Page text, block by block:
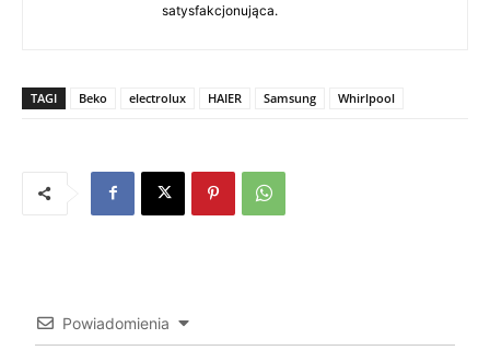
satysfakcjonująca.
TAGI Beko electrolux HAIER Samsung Whirlpool
Powiadomienia